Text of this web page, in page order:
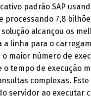
padrão SAP
processando 7,8
alcançou os
a linha para o
maior número de
o tempo de execução
complexas.
servidor ao executar